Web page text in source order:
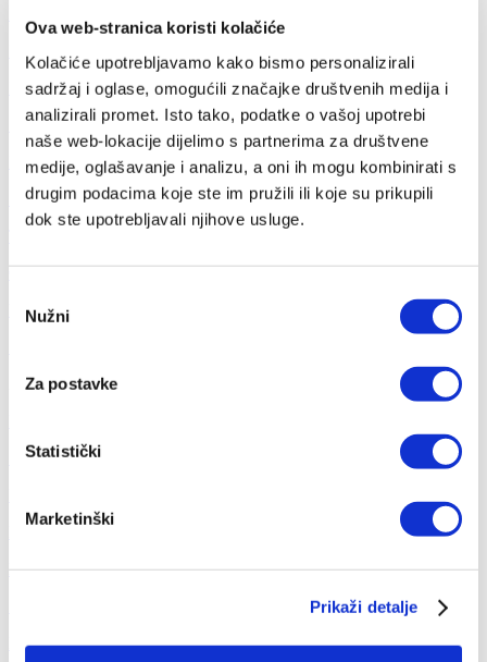
Ova web-stranica koristi kolačiće
Kolačiće upotrebljavamo kako bismo personalizirali
sadržaj i oglase, omogućili značajke društvenih medija i
analizirali promet. Isto tako, podatke o vašoj upotrebi
naše web-lokacije dijelimo s partnerima za društvene
medije, oglašavanje i analizu, a oni ih mogu kombinirati s
drugim podacima koje ste im pružili ili koje su prikupili
dok ste upotrebljavali njihove usluge.
pristanka
Nužni
Za postavke
Statistički
Marketinški
Prikaži detalje
Kolovoy
Srpanj
Lipanj
Svibanj
Ožujak
Veljača
2022
Studeni
Kolovoy
Lipanj